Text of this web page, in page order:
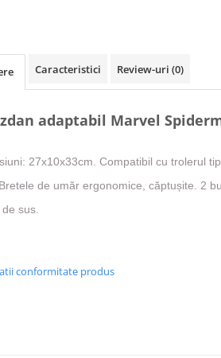
Caracteristici Review-uri (0)
adaptabil Marvel
27x10x33cm. Compatibil cu trolerul
de umăr ergonomice, căptușite. 2
sus.
conformitate produs